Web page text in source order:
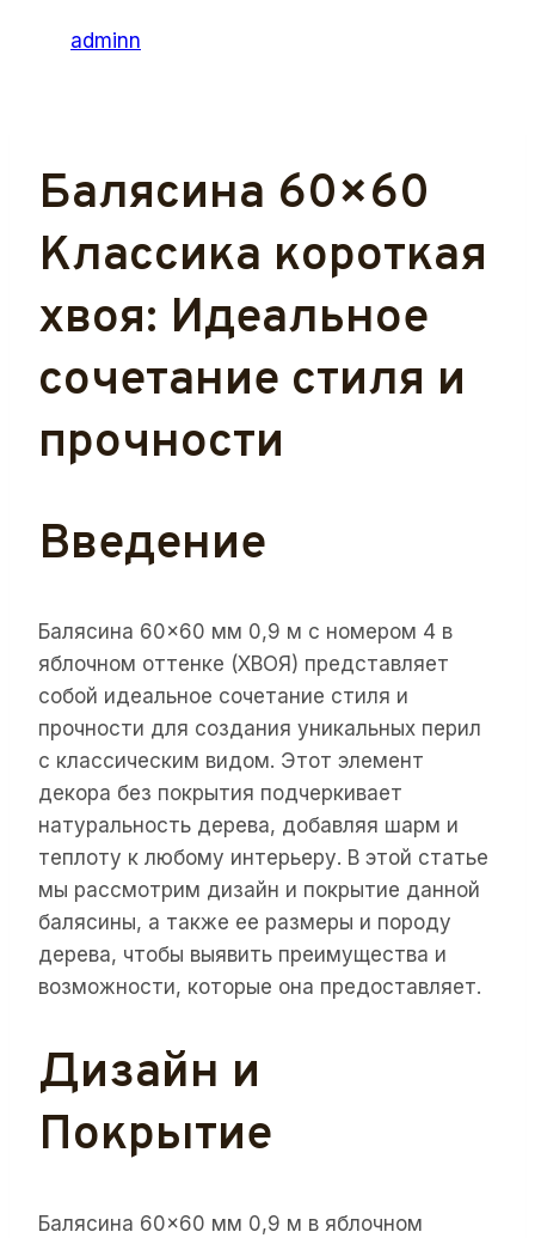
adminn
Балясина 60×60
Классика короткая
хвоя: Идеальное
сочетание стиля и
прочности
Введение
Балясина 60×60 мм 0,9 м с номером 4 в
яблочном оттенке (ХВОЯ) представляет
собой идеальное сочетание стиля и
прочности для создания уникальных перил
с классическим видом. Этот элемент
декора без покрытия подчеркивает
натуральность дерева, добавляя шарм и
теплоту к любому интерьеру. В этой статье
мы рассмотрим дизайн и покрытие данной
балясины, а также ее размеры и породу
дерева, чтобы выявить преимущества и
возможности, которые она предоставляет.
Дизайн и
Покрытие
Балясина 60×60 мм 0,9 м в яблочном